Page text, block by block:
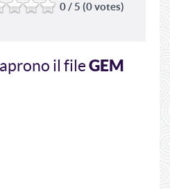
0 / 5 (0 votes)
il fileGEM